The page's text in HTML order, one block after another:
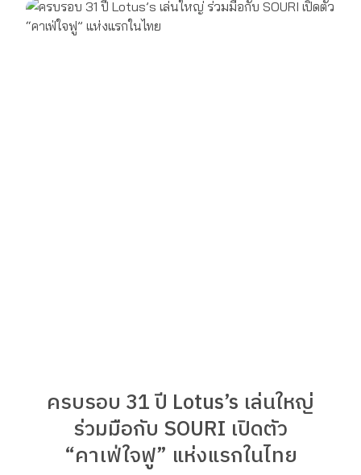
ครบรอบ 31 ปี Lotus’s เล่นใหญ่
ร่วมมือกับ SOURI เปิดตัว
“คาเฟ่ใจฟู” แห่งแรกในไทย